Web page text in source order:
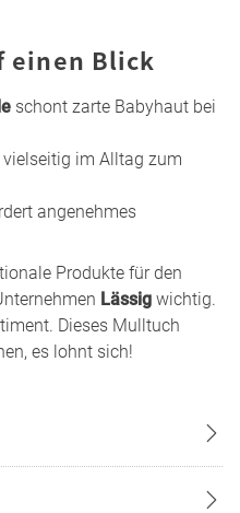
einen Blick
schont zarte Babyhaut bei
im Alltag zum
angenehmes
Produkte für den
Lässig wichtig.
Dieses Mulltuch
es lohnt sich!